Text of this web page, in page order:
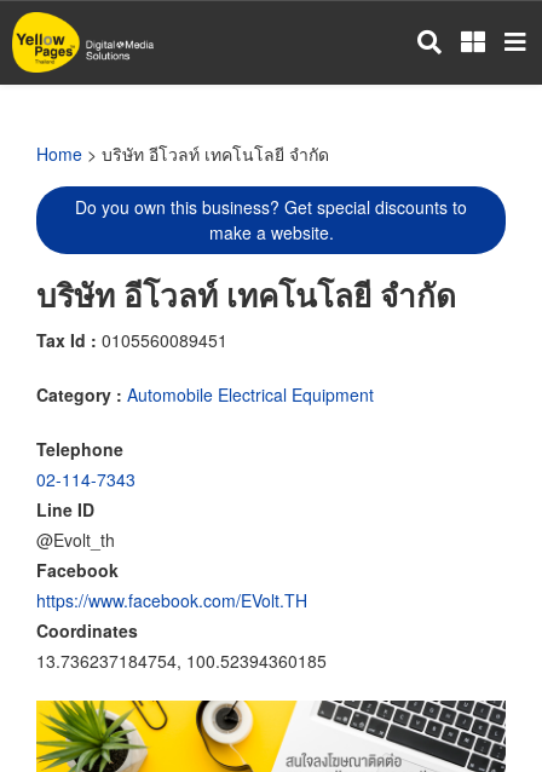
Skip
to
main
Home > บริษัท อีโวลท์ เทคโนโลยี จำกัด
Do you own this business? Get special discounts to
make a website.
บริษัท อีโวลท์ เทคโนโลยี จำกัด
Tax Id : 0105560089451
Category : Automobile Electrical Equipment
Telephone
02-114-7343
Line ID
@Evolt_th
Facebook
https://www.facebook.com/EVolt.TH
Coordinates
13.736237184754, 100.52394360185